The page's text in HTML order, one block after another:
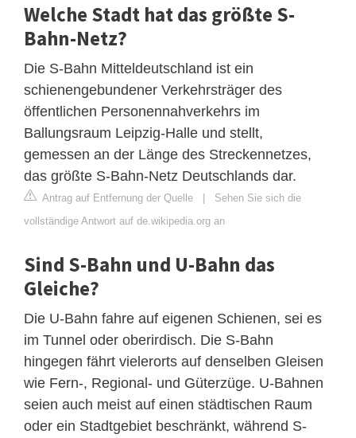
Welche Stadt hat das größte S-
Bahn-Netz?
Die S-Bahn Mitteldeutschland ist ein
schienengebundener Verkehrsträger des
öffentlichen Personennahverkehrs im
Ballungsraum Leipzig-Halle und stellt,
gemessen an der Länge des Streckennetzes,
das größte S-Bahn-Netz Deutschlands dar.
Antrag auf Entfernung der Quelle | Sehen Sie sich die
vollständige Antwort auf de.wikipedia.org an
Sind S-Bahn und U-Bahn das
Gleiche?
Die U-Bahn fahre auf eigenen Schienen, sei es
im Tunnel oder oberirdisch. Die S-Bahn
hingegen fährt vielerorts auf denselben Gleisen
wie Fern-, Regional- und Güterzüge. U-Bahnen
seien auch meist auf einen städtischen Raum
oder ein Stadtgebiet beschränkt, während S-